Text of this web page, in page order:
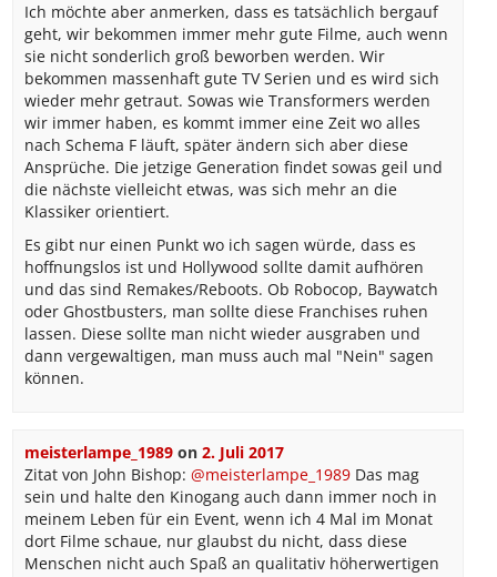
Ich möchte aber anmerken, dass es tatsächlich bergauf
geht, wir bekommen immer mehr gute Filme, auch wenn
sie nicht sonderlich groß beworben werden. Wir
bekommen massenhaft gute TV Serien und es wird sich
wieder mehr getraut. Sowas wie Transformers werden
wir immer haben, es kommt immer eine Zeit wo alles
nach Schema F läuft, später ändern sich aber diese
Ansprüche. Die jetzige Generation findet sowas geil und
die nächste vielleicht etwas, was sich mehr an die
Klassiker orientiert.
Es gibt nur einen Punkt wo ich sagen würde, dass es
hoffnungslos ist und Hollywood sollte damit aufhören
und das sind Remakes/Reboots. Ob Robocop, Baywatch
oder Ghostbusters, man sollte diese Franchises ruhen
lassen. Diese sollte man nicht wieder ausgraben und
dann vergewaltigen, man muss auch mal "Nein" sagen
können.
meisterlampe_1989on 2. Juli 2017
Zitat von John Bishop: @meisterlampe_1989Das mag
sein und halte den Kinogang auch dann immer noch in
meinem Leben für ein Event, wenn ich 4 Mal im Monat
dort Filme schaue, nur glaubst du nicht, dass diese
Menschen nicht auch Spaß an qualitativ höherwertigen